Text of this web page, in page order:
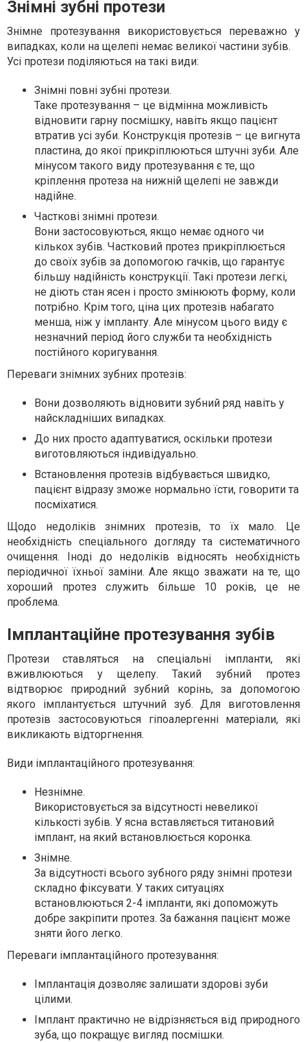
Знімні зубні протези
Знімне протезування використовується переважно у
випадках, коли на щелепі немає великої частини зубів.
Усі протези поділяються на такі види:
Знімні повні зубні протези.
Таке протезування – це відмінна можливість
відновити гарну посмішку, навіть якщо пацієнт
втратив усі зуби. Конструкція протезів – це вигнута
пластина, до якої прикріплюються штучні зуби. Але
мінусом такого виду протезування є те, що
кріплення протеза на нижній щелепі не завжди
надійне.
Часткові знімні протези.
Вони застосовуються, якщо немає одного чи
кількох зубів. Частковий протез прикріплюється
до своїх зубів за допомогою гачків, що гарантує
більшу надійність конструкції. Такі протези легкі,
не діють стан ясен і просто змінюють форму, коли
потрібно. Крім того, ціна цих протезів набагато
менша, ніж у імпланту. Але мінусом цього виду є
незначний період його служби та необхідність
постійного коригування.
Переваги знімних зубних протезів:
Вони дозволяють відновити зубний ряд навіть у
найскладніших випадках.
До них просто адаптуватися, оскільки протези
виготовляються індивідуально.
Встановлення протезів відбувається швидко,
пацієнт відразу зможе нормально їсти, говорити та
посміхатися.
Щодо недоліків знімних протезів, то їх мало. Це
необхідність спеціального догляду та систематичного
очищення. Іноді до недоліків відносять необхідність
періодичної їхньої заміни. Але якщо зважати на те, що
хороший протез служить більше 10 років, це не
проблема.
Імплантаційне протезування зубів
Протези ставляться на спеціальні імпланти, які
вживлюються у щелепу. Такий зубний протез
відтворює природний зубний корінь, за допомогою
якого імплантується штучний зуб. Для виготовлення
протезів застосовуються гіпоалергенні матеріали, які
викликають відторгнення.
Види імплантаційного протезування:
Незнімне.
Використовується за відсутності невеликої
кількості зубів. У ясна вставляється титановий
імплант, на який встановлюється коронка.
Знімне.
За відсутності всього зубного ряду знімні протези
складно фіксувати. У таких ситуаціях
встановлюються 2-4 імпланти, які допоможуть
добре закріпити протез. За бажання пацієнт може
зняти його легко.
Переваги імплантаційного протезування:
Імплантація дозволяє залишати здорові зуби
цілими.
Імплант практично не відрізняється від природного
зуба, що покращує вигляд посмішки.